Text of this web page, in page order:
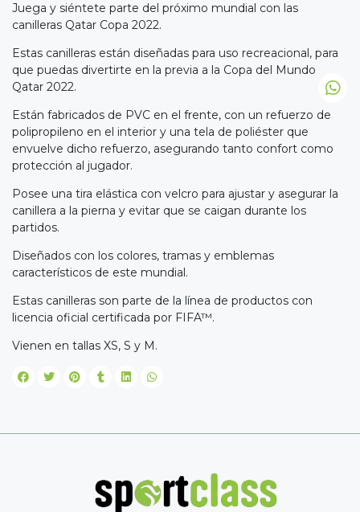
Juega y siéntete parte del próximo mundial con las
canilleras Qatar Copa 2022.
Estas canilleras están diseñadas para uso recreacional, para
que puedas divertirte en la previa a la Copa del Mundo
Qatar 2022.
Están fabricados de PVC en el frente, con un refuerzo de
polipropileno en el interior y una tela de poliéster que
envuelve dicho refuerzo, asegurando tanto confort como
protección al jugador.
Posee una tira elástica con velcro para ajustar y asegurar la
canillera a la pierna y evitar que se caigan durante los
partidos.
Diseñados con los colores, tramas y emblemas
característicos de este mundial.
Estas canilleras son parte de la línea de productos con
licencia oficial certificada por FIFA™.
Vienen en tallas XS, S y M.